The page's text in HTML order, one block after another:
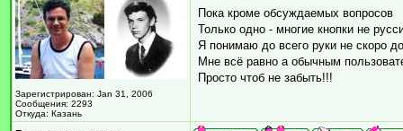
Зарегистрирован: Jan 31, 2006
Сообщения: 2293
Откуда: Казань
Пока кроме обсуждаемых вопросов
Только одно - многие кнопки не
Я понимаю до всего руки не скоро
Мне всё равно а обычным
Просто чтоб не забыть!!!